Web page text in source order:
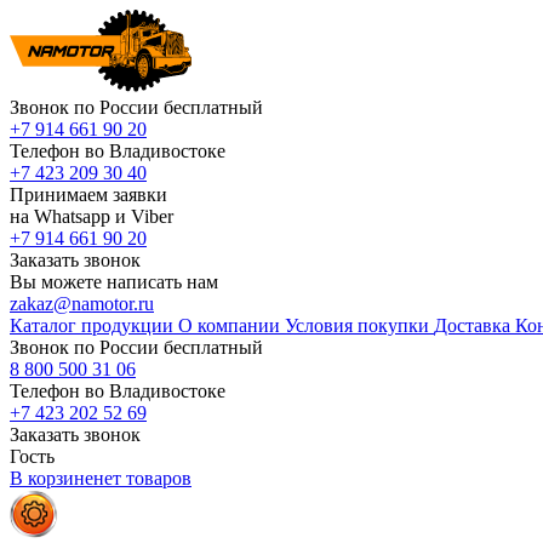
Звонок по России бесплатный
+7 914 661 90 20
Телефон во Владивостоке
+7 423 209 30 40
Принимаем заявки
на Whatsapp и Viber
+7 914 661 90 20
Заказать звонок
Вы можете написать нам
zakaz@namotor.ru
Каталог продукции О компании Условия покупки Доставка
Звонок по России бесплатный
8 800 500 31 06
Телефон во Владивостоке
+7 423 202 52 69
Заказать звонок
Гость
В корзиненет товаров